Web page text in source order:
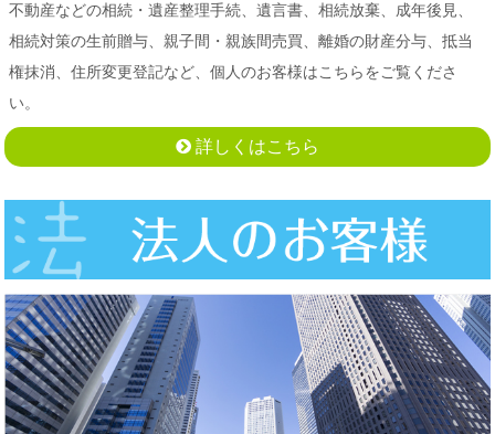
不動産などの相続・遺産整理手続、遺言書、相続放棄、成年後見、
相続対策の生前贈与、親子間・親族間売買、離婚の財産分与、抵当
権抹消、住所変更登記など、個人のお客様はこちらをご覧くださ
い。
詳しくはこちら